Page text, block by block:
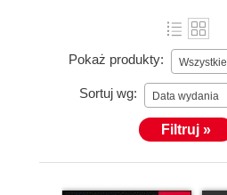
Pokaż produkty: Wszystkie
Sortuj wg: Data wydania
Filtruj »